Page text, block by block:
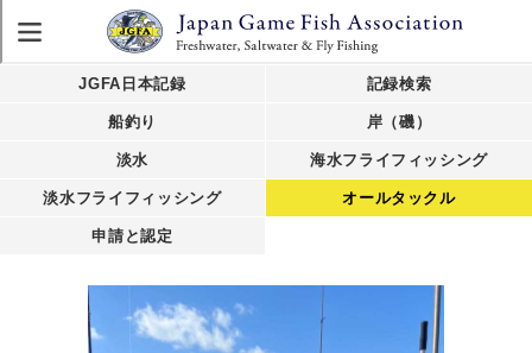
JGFA日本記録 記録検索
船釣り 岸（磯）
淡水 海水フライフィッシング
淡水フライフィッシング オールタックル
申請と認定